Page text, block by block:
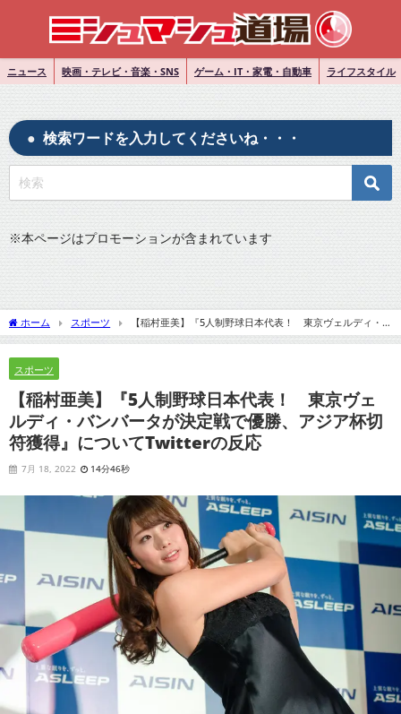
ニュース 映画・テレビ・音楽・SNS ゲーム・IT・家電・自動車 ライフスタイル
検索ワードを入力してくださいね・・・
※本ページはプロモーションが含まれています
ホーム スポーツ
【稲村亜美】『5人制野球日本代表！ 東京ヴェルディ・
バンバータが決定戦で優勝、アジア杯切符獲得』についてTwitterの反応
スポーツ
【稲村亜美】『5人制野球日本代表！ 東京ヴェ
ルディ・バンバータが決定戦で優勝、アジア杯切
符獲得』についてTwitterの反応
7月 18, 2022 14分46秒